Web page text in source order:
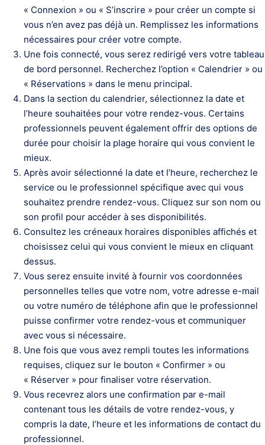
« Connexion » ou « S’inscrire » pour créer un compte si
vous n’en avez pas déjà un. Remplissez les informations
nécessaires pour créer votre compte.
Une fois connecté, vous serez redirigé vers votre tableau
de bord personnel. Recherchez l’option « Calendrier » ou
« Réservations » dans le menu principal.
Dans la section du calendrier, sélectionnez la date et
l’heure souhaitées pour votre rendez-vous. Certains
professionnels peuvent également offrir des options de
durée pour choisir la plage horaire qui vous convient le
mieux.
Après avoir sélectionné la date et l’heure, recherchez le
service ou le professionnel spécifique avec qui vous
souhaitez prendre rendez-vous. Cliquez sur son nom ou
son profil pour accéder à ses disponibilités.
Consultez les créneaux horaires disponibles affichés et
choisissez celui qui vous convient le mieux en cliquant
dessus.
Vous serez ensuite invité à fournir vos coordonnées
personnelles telles que votre nom, votre adresse e-mail
ou votre numéro de téléphone afin que le professionnel
puisse confirmer votre rendez-vous et communiquer
avec vous si nécessaire.
Une fois que vous avez rempli toutes les informations
requises, cliquez sur le bouton « Confirmer » ou
« Réserver » pour finaliser votre réservation.
Vous recevrez alors une confirmation par e-mail
contenant tous les détails de votre rendez-vous, y
compris la date, l’heure et les informations de contact du
professionnel.